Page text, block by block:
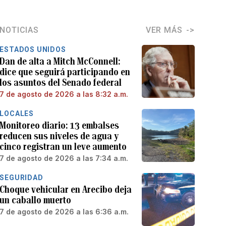
NOTICIAS VER MÁS
ESTADOS UNIDOS
Dan de alta a Mitch McConnell:
dice que seguirá participando en
los asuntos del Senado federal
7 de agosto de 2026 a las 8:32 a.m.
LOCALES
Monitoreo diario: 13 embalses
reducen sus niveles de agua y
cinco registran un leve aumento
7 de agosto de 2026 a las 7:34 a.m.
SEGURIDAD
Choque vehicular en Arecibo deja
un caballo muerto
7 de agosto de 2026 a las 6:36 a.m.